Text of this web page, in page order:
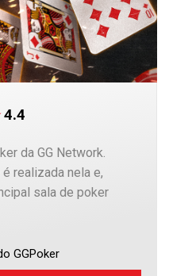
4.4
da GG Network.
realizada nela e,
sala de poker
GGPoker